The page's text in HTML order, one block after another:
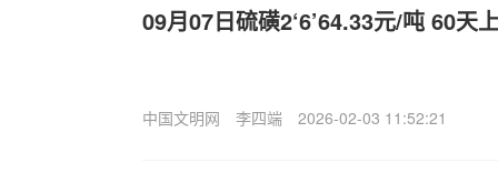
09月07日硫磺2‘6’64.33元/吨 60天
中国文明网 李四端 2026-02-03 11:52:21